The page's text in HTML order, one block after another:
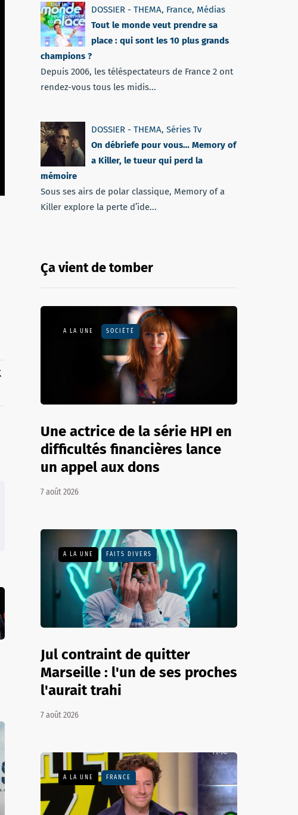
DOSSIER - THEMA, France, Médias
Tout le monde veut prendre sa
place : qui sont les 10 plus grands
champions ?
Depuis 2006, les téléspectateurs de France 2 ont
rendez-vous tous les midis...
DOSSIER - THEMA, Séries Tv
On débriefe pour vous… Memory of
a Killer, le tueur qui perd la
mémoire
Sous ses airs de polar classique, Memory of a
Killer explore la perte d’ide...
Ça vient de tomber
A LA UNE SOCIÉTÉ
Une actrice de la série HPI en
difficultés financières lance
un appel aux dons
7 août 2026
A LA UNE FAITS DIVERS
Jul contraint de quitter
Marseille : l'un de ses proches
l'aurait trahi
7 août 2026
A LA UNE FRANCE